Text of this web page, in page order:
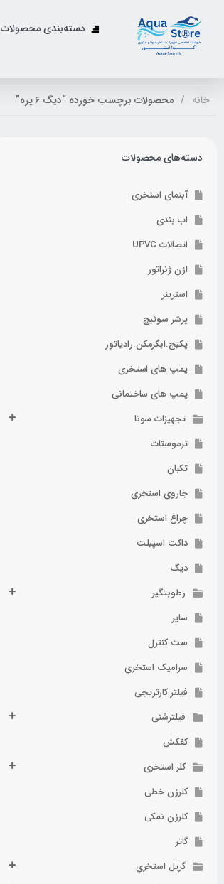
دسته‌بندی محصولات
خانه محصولات برچسب خورده “دیگ 6 پره”
دسته‌های محصولات
آبنمای استخری
اب بندی
اتصالات UPVC
ازن ژنراتور
استرینر
پرشر سوئیچ
پکیج.ابگرمکن.رادیاتور
پمپ های استخری
پمپ های ساختمانی
تجهیزات سونا
ترموستات
تکبان
جاروی استخری
چراغ استخری
داکت اسپیلت
دیگ
رطوبتگیر
سایر
ست کنترل
سرامیک استخری
فیلتر کارتریجی
فیلترشنی
کفکش
کلر استخری
کلرزن خطی
کلرزن نمکی
گاتر
گریل استخری